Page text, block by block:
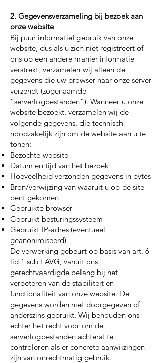
2. Gegevensverzameling bij bezoek aan
onze website
Bij puur informatief gebruik van onze
website, dus als u zich niet registreert of
ons op een andere manier informatie
verstrekt, verzamelen wij alleen de
gegevens die uw browser naar onze server
verzendt (zogenaamde
“serverlogbestanden”). Wanneer u onze
website bezoekt, verzamelen wij de
volgende gegevens, die technisch
noodzakelijk zijn om de website aan u te
tonen:
Bezochte website
Datum en tijd van het bezoek
Hoeveelheid verzonden gegevens in bytes
Bron/verwijzing van waaruit u op de site
bent gekomen
Gebruikte browser
Gebruikt besturingssysteem
Gebruikt IP-adres (eventueel
geanonimiseerd)
De verwerking gebeurt op basis van art. 6
lid 1 sub f AVG, vanuit ons
gerechtvaardigde belang bij het
verbeteren van de stabiliteit en
functionaliteit van onze website. De
gegevens worden niet doorgegeven of
anderszins gebruikt. Wij behouden ons
echter het recht voor om de
serverlogbestanden achteraf te
controleren als er concrete aanwijzingen
zijn van onrechtmatig gebruik.